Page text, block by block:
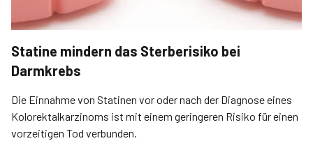
Statine mindern das Sterberisiko bei
Darmkrebs
Die Einnahme von Statinen vor oder nach der Diagnose eines
Kolorektalkarzinoms ist mit einem geringeren Risiko für einen
vorzeitigen Tod verbunden.